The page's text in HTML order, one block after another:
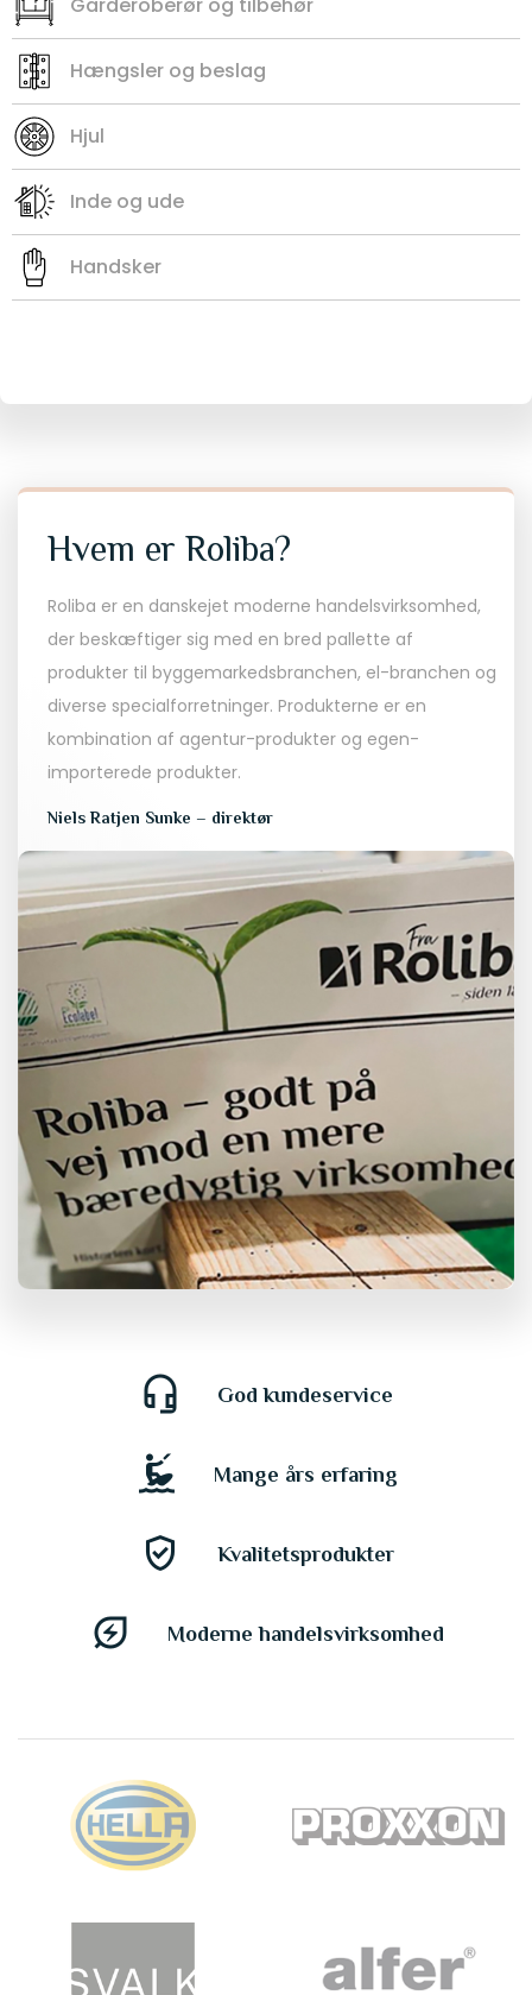
Hængsler og beslag
Hjul
Inde og ude
Handsker
Hvem er Roliba?
Roliba er en danskejet moderne handelsvirksomhed,
der beskæftiger sig med en bred pallette af
produkter til byggemarkedsbranchen, el-branchen og
diverse specialforretninger. Produkterne er en
kombination af agentur-produkter og egen-
importerede produkter.
Niels Ratjen Sunke – direktør
headset_mic God kundeservice
kitesurfing Mange års erfaring
gpp_good Kvalitetsprodukter
energy_savings_leaf Moderne handelsvirksomhed